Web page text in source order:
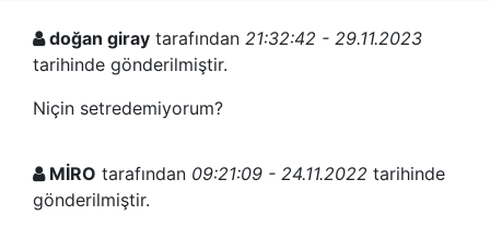
doğan giray tarafından 21:32:42 - 29.11.2023
tarihinde gönderilmiştir.
Niçin setredemiyorum?
MİRO tarafından 09:21:09 - 24.11.2022 tarihinde
gönderilmiştir.